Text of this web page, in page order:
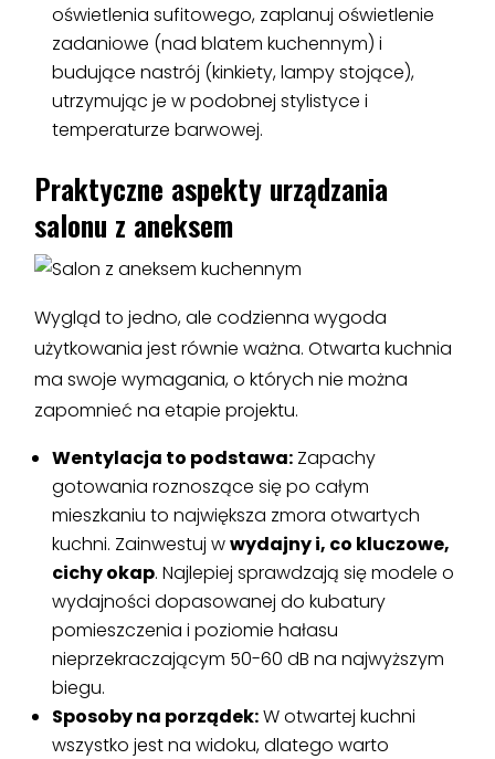
oświetlenia sufitowego, zaplanuj oświetlenie
zadaniowe (nad blatem kuchennym) i
budujące nastrój (kinkiety, lampy stojące),
utrzymując je w podobnej stylistyce i
temperaturze barwowej.
Praktyczne aspekty urządzania
salonu z aneksem
Wygląd to jedno, ale codzienna wygoda
użytkowania jest równie ważna. Otwarta kuchnia
ma swoje wymagania, o których nie można
zapomnieć na etapie projektu.
Wentylacja to podstawa: Zapachy
gotowania roznoszące się po całym
mieszkaniu to największa zmora otwartych
kuchni. Zainwestuj wwydajny i, co kluczowe,
cichy okap. Najlepiej sprawdzają się modele o
wydajności dopasowanej do kubatury
pomieszczenia i poziomie hałasu
nieprzekraczającym 50-60 dB na najwyższym
biegu.
Sposoby na porządek:W otwartej kuchni
wszystko jest na widoku, dlatego warto